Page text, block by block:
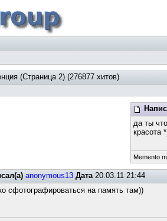
(Страница 2) (276877 хитов)
да ты
красота
Memento
anonymous13 Дата20.03.11 21:44
сфотографироваться на память там))